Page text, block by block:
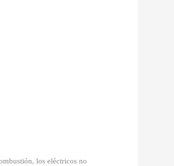
los eléctricos no